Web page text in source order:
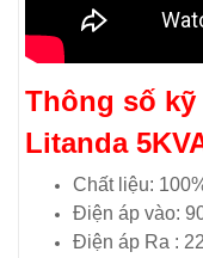
Thông số
Litanda
Chất liệu:
Điện áp vào:
Điện áp Ra :